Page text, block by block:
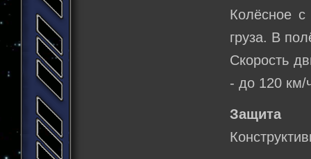
Колёсное
груза. В
Скорость
- до 120 км/
Защита